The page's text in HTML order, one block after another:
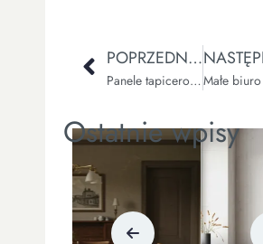
POPRZEDNI WPIS
Panele tapicerowane w pokoju dziecka
Ostatnie wpisy
ŁAZIENKA